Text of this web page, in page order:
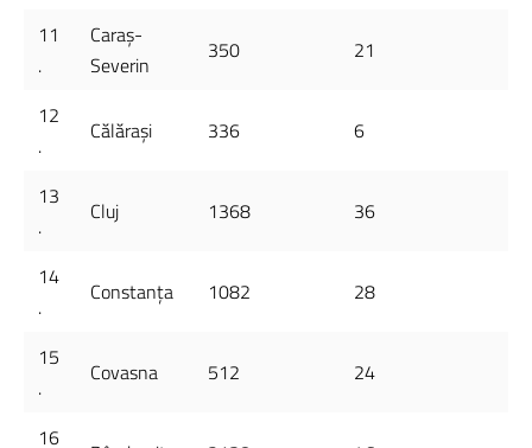
11
.
Caraș-
Severin
350 21
12
.
Călărași 336 6
13
.
Cluj 1368 36
14
.
Constanța 1082 28
15
.
Covasna 512 24
16